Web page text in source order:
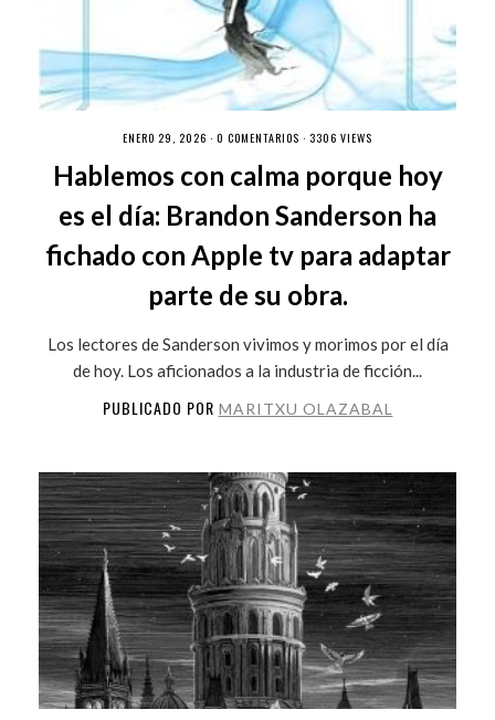
ENERO 29, 2026 · 0 COMENTARIOS · 3306 VIEWS
Hablemos con calma porque hoy
es el día: Brandon Sanderson ha
fichado con Apple tv para adaptar
parte de su obra.
Los lectores de Sanderson vivimos y morimos por el día
de hoy. Los aficionados a la industria de ficción...
PUBLICADO POR MARITXU OLAZABAL